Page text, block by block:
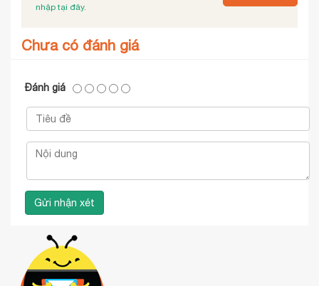
nhập tại đây.
Chưa có đánh giá
Đánh giá